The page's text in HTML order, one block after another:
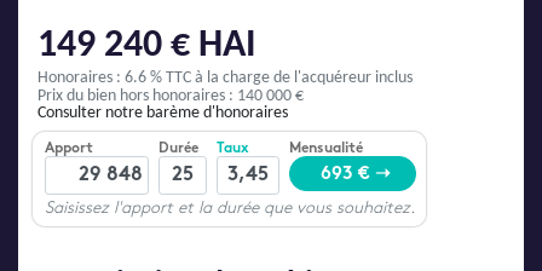
149 240 € HAI
Honoraires : 6.6 % TTC à la charge de l'acquéreur inclus
Prix du bien hors honoraires : 140 000 €
Consulter notre barème d'honoraires